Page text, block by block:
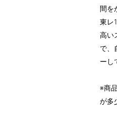
間を
東レ
高い
で、
ーし
※商
が多